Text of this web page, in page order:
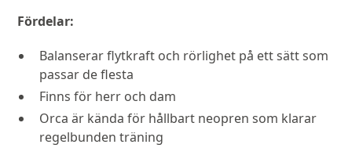
Fördelar:
Balanserar flytkraft och rörlighet på ett sätt som
passar de flesta
Finns för herr och dam
Orca är kända för hållbart neopren som klarar
regelbunden träning